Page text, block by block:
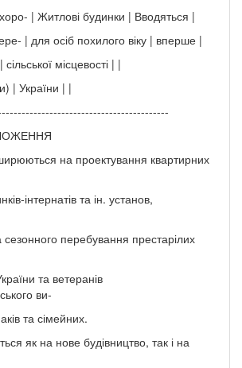
| Житлові будинки | Вводяться |
| для осіб похилого віку | вперше |
місцевості | |
| України | |
на проектування квартирних
інтернатів та ін. установ,
сезонного перебування престарілих
та ветеранів
ви-
та сімейних.
як на нове будівництво, так і на